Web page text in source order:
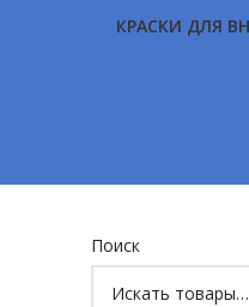
КРАСКИ ДЛЯ
Поиск